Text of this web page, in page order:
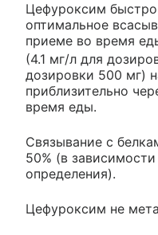
Цефуроксим
оптимальное
приеме во время
(4.1 мг/л для
дозировки 500 мг)
приблизительно
время еды.
Связывание с
50% (в
определения).
Цефуроксим не